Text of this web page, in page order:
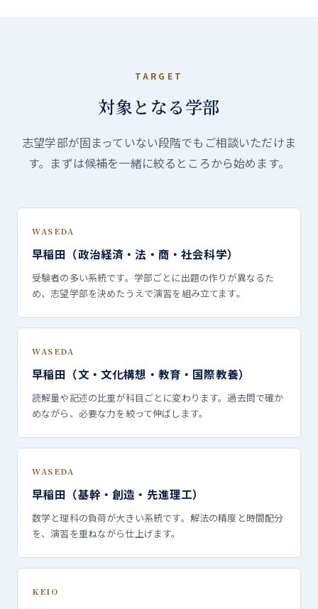
TARGET
対象となる学部
志望学部が固まっていない段階でもご相談いただけま
す。まずは候補を一緒に絞るところから始めます。
WASEDA
早稲田（政治経済・法・商・社会科学）
受験者の多い系統です。学部ごとに出題の作りが異なるた
め、志望学部を決めたうえで演習を組み立てます。
WASEDA
早稲田（文・文化構想・教育・国際教養）
読解量や記述の比重が科目ごとに変わります。過去問で確か
めながら、必要な力を絞って伸ばします。
WASEDA
早稲田（基幹・創造・先進理工）
数学と理科の負荷が大きい系統です。解法の精度と時間配分
を、演習を重ねながら仕上げます。
KEIO